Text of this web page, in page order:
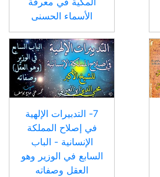
الأسماء الحسنى
7- التدبيرات الإلهية
في إصلاح المملكة
الإنسانية - الباب
السابع في الوزير وهو
العقل وصفاته